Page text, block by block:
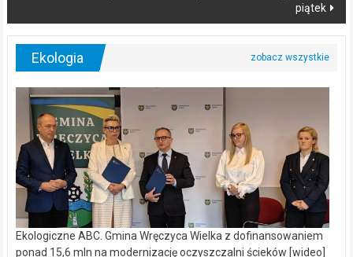
piątek
Ekologia
Ekologiczne ABC. Gmina Wręczyca Wielka z dofinansowaniem
ponad 15,6 mln na modernizację oczyszczalni ścieków [wideo]